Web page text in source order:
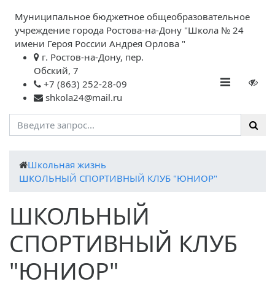
Муниципальное бюджетное общеобразовательное
учреждение города Ростова-на-Дону "Школа № 24
имени Героя России Андрея Орлова "
г. Ростов-на-Дону, пер.
Обский, 7
+7 (863) 252-28-09
shkola24@mail.ru
Школьная жизнь
ШКОЛЬНЫЙ СПОРТИВНЫЙ КЛУБ "ЮНИОР"
ШКОЛЬНЫЙ
СПОРТИВНЫЙ КЛУБ
"ЮНИОР"